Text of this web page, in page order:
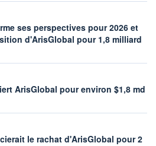
ses perspectives pour 2026 et
d'ArisGlobal pour 1,8 milliard
ArisGlobal pour environ $1,8 md
par
le rachat d'ArisGlobal pour 2